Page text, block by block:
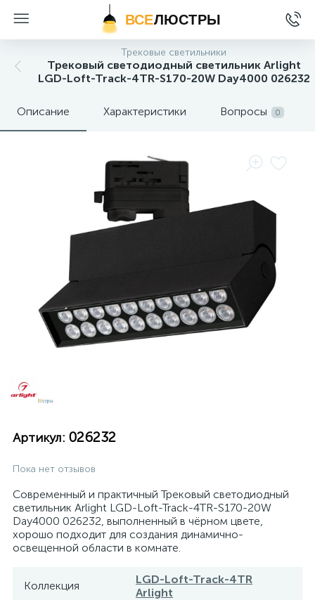
ВСЕЛЮСТРЫ
Трековые светильники
Трековый светодиодный светильник Arlight
LGD-Loft-Track-4TR-S170-20W Day4000 026232
Описание Характеристики Вопросы 0
Артикул: 026232
Пока нет отзывов
Современный и практичный Трековый светодиодный
светильник Arlight LGD-Loft-Track-4TR-S170-20W
Day4000 026232, выполненный в чёрном цвете,
хорошо подходит для создания динамично-
освещенной области в комнате.
Коллекция
LGD-Loft-Track-4TR
Arlight